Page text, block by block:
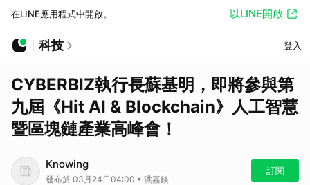
在LINE應用程式中開啟。 以LINE開啟
科技 登入
CYBERBIZ執行長蘇基明，即將參與第
九屆《Hit AI & Blockchain》人工智慧
暨區塊鏈產業高峰會！
Knowing
發布於 03月24日04:00 • 洪嘉鎂
訂閱